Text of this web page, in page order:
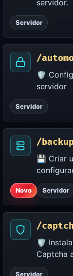
servidor.
Servidor
/
🛡️
servidor
Servidor
/
💾 Criar
Novo Servidor
/
🛡️
Captcha
Servidor